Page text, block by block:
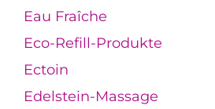
Eau Fraîche
Eco-Refill-Produkte
Ectoin
Edelstein-Massage